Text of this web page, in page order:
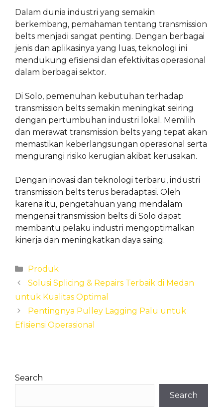
Dalam dunia industri yang semakin
berkembang, pemahaman tentang transmission
belts menjadi sangat penting. Dengan berbagai
jenis dan aplikasinya yang luas, teknologi ini
mendukung efisiensi dan efektivitas operasional
dalam berbagai sektor.
Di Solo, pemenuhan kebutuhan terhadap
transmission belts semakin meningkat seiring
dengan pertumbuhan industri lokal. Memilih
dan merawat transmission belts yang tepat akan
memastikan keberlangsungan operasional serta
mengurangi risiko kerugian akibat kerusakan.
Dengan inovasi dan teknologi terbaru, industri
transmission belts terus beradaptasi. Oleh
karena itu, pengetahuan yang mendalam
mengenai transmission belts di Solo dapat
membantu pelaku industri mengoptimalkan
kinerja dan meningkatkan daya saing.
Categories
Produk
Solusi Splicing & Repairs Terbaik di Medan
untuk Kualitas Optimal
Pentingnya Pulley Lagging Palu untuk
Efisiensi Operasional
Search
Search